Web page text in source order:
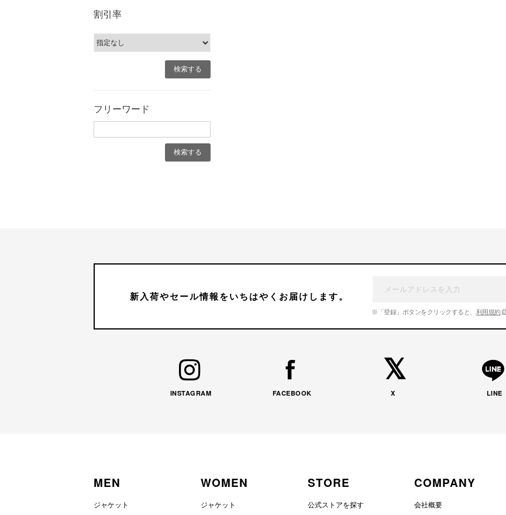
割引率
フリーワード
新入荷やセール情報をいちはやくお届けします。
※「登録」ボタンをクリックすると、 利用規約
INSTAGRAM FACEBOOK X LINE
MEN
ジャケット
WOMEN
ジャケット
STORE
公式ストアを探す
COMPANY
会社概要